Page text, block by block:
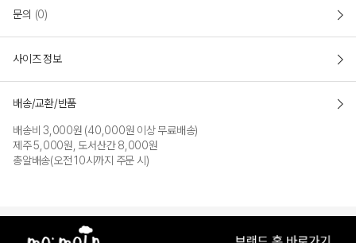
문의 (0)
사이즈 정보
배송/교환/반품
배송비 3,000원 (40,000원 이상 무료배송)
제주 5,000원, 도서산간 8,000원
총알배송(오전 10시까지 주문 시)